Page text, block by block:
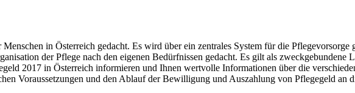
in Österreich gedacht. Es wird über ein zentrales System für die Pflegevorsorge
der Pflege nach den eigenen Bedürfnissen gedacht. Es gilt als
2017 in Österreich informieren und Ihnen wertvolle Informationen über die
Voraussetzungen und den Ablauf der Bewilligung und Auszahlung von Pflegegeld an